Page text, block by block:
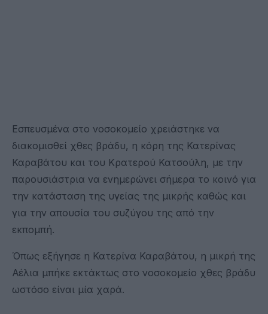
Εσπευσμένα στο νοσοκομείο χρειάστηκε να
διακομισθεί χθες βράδυ, η κόρη της Κατερίνας
Καραβάτου και του Κρατερού Κατσούλη, με την
παρουσιάστρια να ενημερώνει σήμερα το κοινό για
την κατάσταση της υγείας της μικρής καθώς και
για την απουσία του συζύγου της από την
εκπομπή.
Όπως εξήγησε η Κατερίνα Καραβάτου, η μικρή της
Αέλια μπήκε εκτάκτως στο νοσοκομείο χθες βράδυ
ωστόσο είναι μία χαρά.